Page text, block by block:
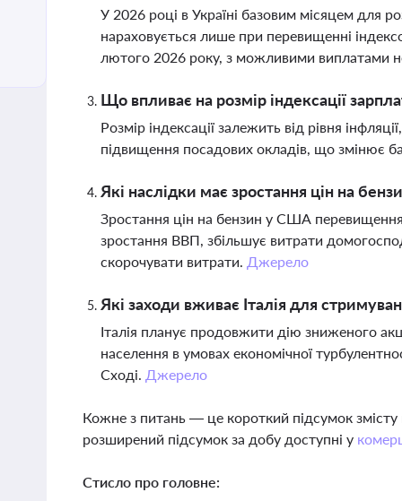
У 2026 році в Україні базовим місяцем для
нараховується лише при перевищенні
лютого 2026 року, з можливими виплатами
Що впливає на розмір індексації
Розмір індексації залежить від рівня
підвищення посадових окладів, що змінює
Які наслідки має зростання цін на
Зростання цін на бензин у США
зростання ВВП, збільшує витрати
скорочувати витрати. Джерело
Які заходи вживає Італія для
Італія планує продовжити дію зниженого
населення в умовах економічної
Сході. Джерело
Кожне з питань — це короткий підсумок
розширений підсумок за добу доступні у
Стисло про головне: